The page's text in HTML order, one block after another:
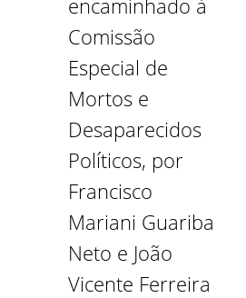
encaminhado à
Comissão
Especial de
Mortos e
Desaparecidos
Políticos, por
Francisco
Mariani Guariba
Neto e João
Vicente Ferreira